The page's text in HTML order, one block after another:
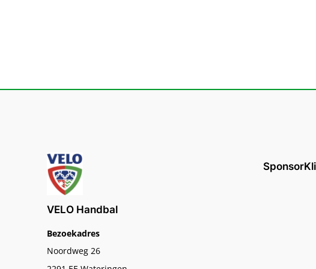
VELO Handbal
Bezoekadres
Noordweg 26